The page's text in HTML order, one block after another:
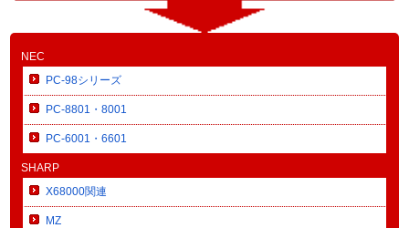
NEC
PC-98シリーズ
PC-8801・8001
PC-6001・6601
SHARP
X68000関連
MZ